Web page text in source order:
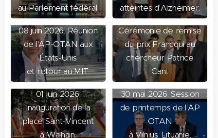
au Parlement fédéral.
atteintes d'Alzheimer.
08 juin 2026. Réunion
de l'AP-OTAN aux
États-Unis
et retour au MIT.
02 juin 2026.
Cérémonie de remise
du prix Francqui au
chercheur Patrice
Cani.
01 juin 2026.
Inauguration de la
place Saint-Vincent
à Walhain.
30 mai 2026. Session
de printemps de l'AP
OTAN
à Vilnius, Lituanie.